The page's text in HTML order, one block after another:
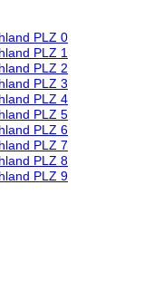
PLZ 0
PLZ 1
PLZ 2
PLZ 3
PLZ 4
PLZ 5
PLZ 6
PLZ 7
PLZ 8
PLZ 9